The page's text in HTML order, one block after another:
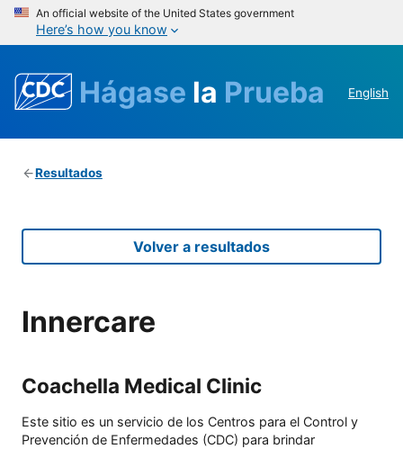
An official website of the United States government
Here’s how you know
Hágase la Prueba English
Resultados
Volver a resultados
Innercare
Coachella Medical Clinic
Este sitio es un servicio de los Centros para el Control y
Prevención de Enfermedades (CDC) para brindar